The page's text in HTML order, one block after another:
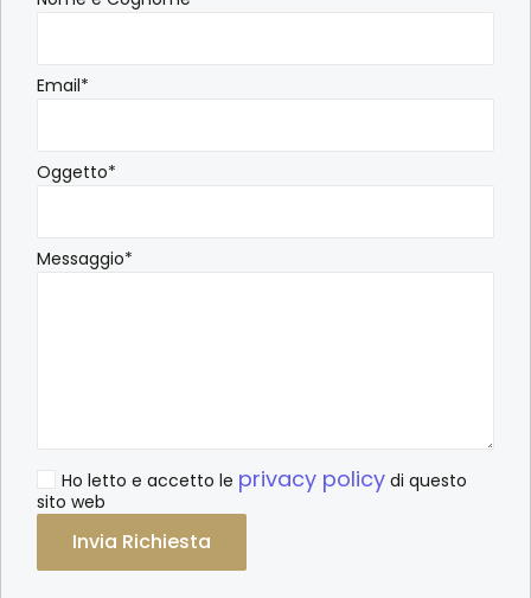
Email*
Oggetto*
Messaggio*
Ho letto e accetto le privacy policy di questo
sito web